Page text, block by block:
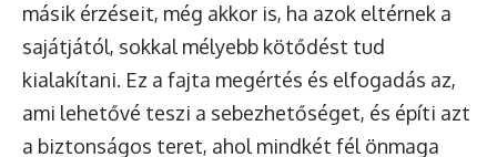
másik érzéseit, még akkor is, ha azok eltérnek a
sajátjától, sokkal mélyebb kötődést tud
kialakítani. Ez a fajta megértés és elfogadás az,
ami lehetővé teszi a sebezhetőséget, és építi azt
a biztonságos teret, ahol mindkét fél önmaga